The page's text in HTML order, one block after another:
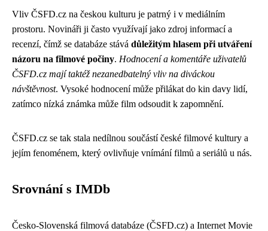
Vliv ČSFD.cz na českou kulturu je patrný i v mediálním
prostoru. Novináři ji často využívají jako zdroj informací a
recenzí, čímž se databáze stává důležitým hlasem při utváření
názoru na filmové počiny. Hodnocení a komentáře uživatelů
ČSFD.cz mají taktéž nezanedbatelný vliv na diváckou
návštěvnost. Vysoké hodnocení může přilákat do kin davy lidí,
zatímco nízká známka může film odsoudit k zapomnění.
ČSFD.cz se tak stala nedílnou součástí české filmové kultury a
jejím fenoménem, který ovlivňuje vnímání filmů a seriálů u nás.
Srovnání s IMDb
Česko-Slovenská filmová databáze (ČSFD.cz) a Internet Movie